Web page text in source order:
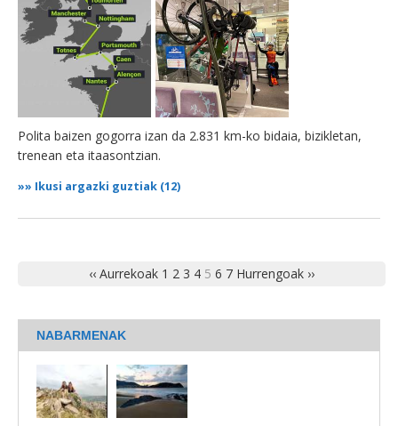
Polita baizen gogorra izan da 2.831 km-ko bidaia, bizikletan,
trenean eta itaasontzian.
»» Ikusi argazki guztiak (12)
‹‹ Aurrekoak 1 2 3 4 5 6 7 Hurrengoak ››
NABARMENAK